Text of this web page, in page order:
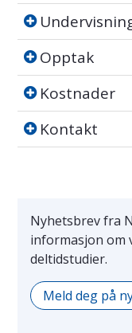
Undervisning
Opptak
Opptak
Kostnader
Kostnader
Kontakt
Kontakt
Nyhetsbrev fra
informasjon om
deltidstudier.
Meld deg på